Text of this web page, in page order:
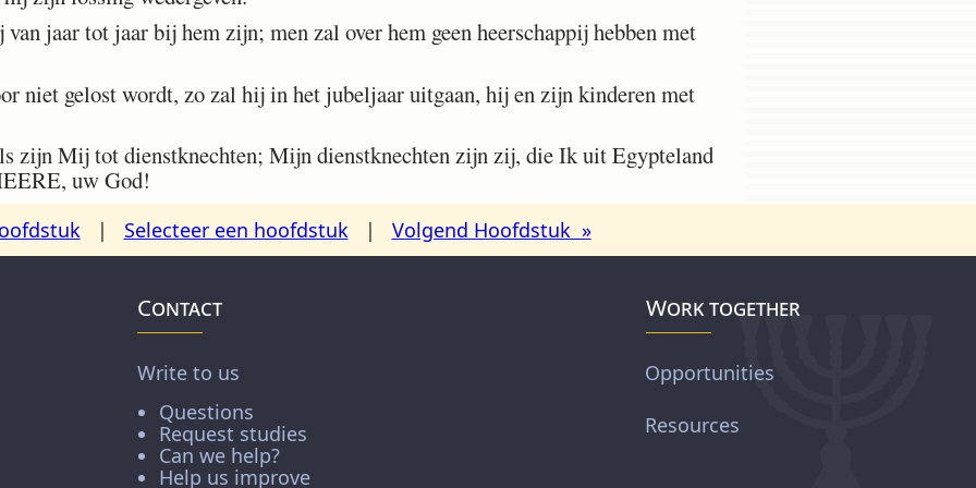
jaar tot jaar bij hem zijn; men zal over hem geen heerschappij hebben met
niet gelost wordt, zo zal hij in het jubeljaar uitgaan, hij en zijn kinderen met
zijn Mij tot dienstknechten; Mijn dienstknechten zijn zij, die Ik uit Egypteland
uw God!
| Selecteer een hoofdstuk| Volgend Hoofdstuk »
Contact
Write to us
Questions
Request studies
Can we help?
Help us improve
Work together
Opportunities
Resources